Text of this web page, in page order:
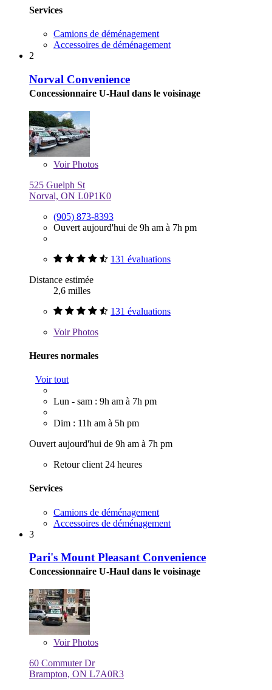
Services
Camions de déménagement
Accessoires de déménagement
2
Norval Convenience
Concessionnaire U-Haul dans le voisinage
VoirPhotos
525 Guelph St
Norval, ON L0P1K0
(905) 873-8393
Ouvert aujourd'hui de 9h am à 7h pm
131 évaluations
Distance estimée
2,6 milles
131 évaluations
VoirPhotos
Heures normales
Voir tout
Lun - sam : 9h am à 7h pm
Dim : 11h am à 5h pm
Ouvert aujourd'hui de 9h am à 7h pm
Retour client 24 heures
Services
Camions de déménagement
Accessoires de déménagement
3
Pari's Mount Pleasant Convenience
Concessionnaire U-Haul dans le voisinage
VoirPhotos
60 Commuter Dr
Brampton, ON L7A0R3